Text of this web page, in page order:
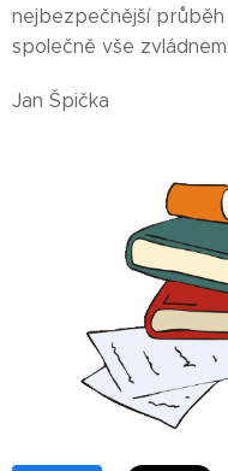
nejbezpečnější průběh
společně vše
Jan Špička